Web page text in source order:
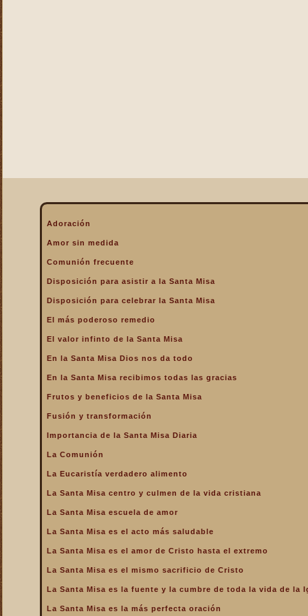
Encarnación
La Eucaristía y la Pasión
La Santa Misa a la hora de
La Santa Misa alcanza el
mayor mérito
La Santa Misa aumenta la
gloria a todos los santos
culmen de la vida cristiana
La Santa Misa centro y raíz
más saludable
La Santa Misa es el amor
compendio de todo lo
bueno que hay en la Iglesia
La Santa Misa es el mismo
y la cumbre de toda la vida
Adoración
Amor sin medida
Comunión frecuente
Disposición para asistir a la Santa Misa
Disposición para celebrar la Santa Misa
El más poderoso remedio
El valor infinto de la Santa Misa
En la Santa Misa Dios nos da todo
En la Santa Misa recibimos todas las gracias
Frutos y beneficios de la Santa Misa
Fusión y transformación
Importancia de la Santa Misa Diaria
La Comunión
La Eucaristía verdadero alimento
La Santa Misa centro y culmen de la vida cristiana
La Santa Misa escuela de amor
La Santa Misa es el acto más saludable
La Santa Misa es el amor de Cristo hasta el extremo
La Santa Misa es el mismo sacrificio de Cristo
La Santa Misa es la fuente y la cumbre de toda la vida de la
La Santa Misa es la más perfecta oración